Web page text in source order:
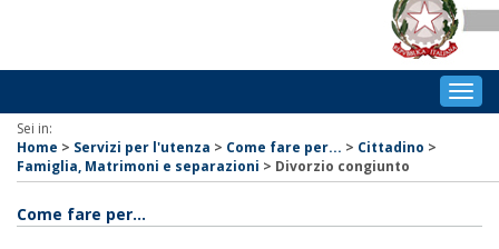
Sei in:
Home > Servizi per l'utenza > Come fare per... > Cittadino >
Famiglia, Matrimoni e separazioni > Divorzio congiunto
Come fare per...